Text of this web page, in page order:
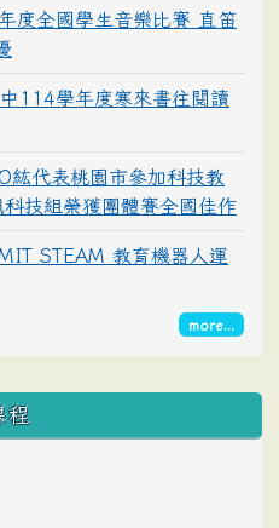
度全國學生音樂比賽 直笛
114學年度寒來書往閱讀
代表桃園市參加科技教
技組榮獲團體賽全國佳作
STEAM 教育機器人運
more...
程